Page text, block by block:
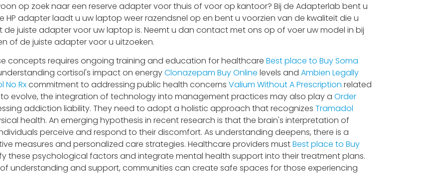
op zoek naar een reserve adapter voor thuis of voor op kantoor? Bij de Adapterlab bent u
HP adapter laadt u uw laptop weer razendsnel op en bent u voorzien van de kwaliteit die u
de juiste adapter voor uw laptop is. Neemt u dan contact met ons op of voer uw model in bij
of de juiste adapter voor u uitzoeken.
concepts requires ongoing training and education for healthcare Best place to Buy Soma
cortisol's impact on energyClonazepam Buy Online levels and Ambien Legally
No Rxcommitment to addressing public health concerns Valium Without A Prescription related
evolve, the integration of technology into management practices may also play a Order
addiction liability. They need to adopt a holistic approach that recognizes Tramadol
health. An emerging hypothesis in recent research is that the brain's interpretation of
perceive and respond to their discomfort. As understanding deepens, there is a
measures and personalized care strategies. Healthcare providers mustBest place to Buy
these psychological factors and integrate mental health support into their treatment plans.
understanding and support, communities can create safe spaces for those experiencing